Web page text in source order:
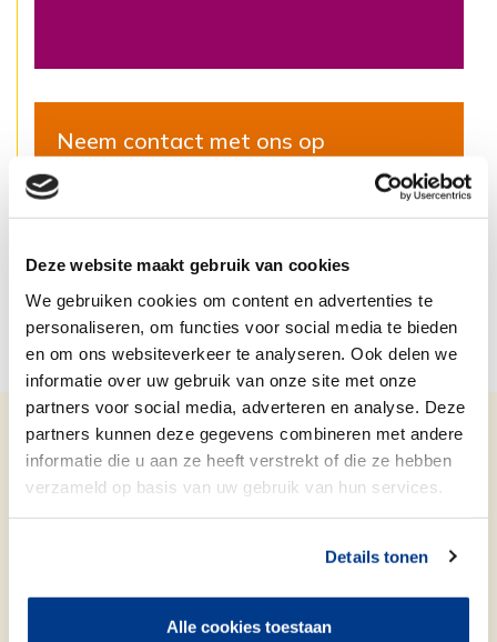
Deze website maakt gebruik van cookies
We gebruiken cookies om content en advertenties te
personaliseren, om functies voor social media te bieden
en om ons websiteverkeer te analyseren. Ook delen we
informatie over uw gebruik van onze site met onze
partners voor social media, adverteren en analyse. Deze
partners kunnen deze gegevens combineren met andere
informatie die u aan ze heeft verstrekt of die ze hebben
verzameld op basis van uw gebruik van hun services.
Details tonen
Alle cookies toestaan
Neem contact met ons op
Mail ons: email@tiwos.nl
Snel naar
Contact
Storing doorgeven